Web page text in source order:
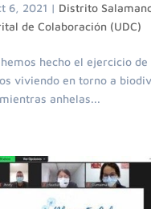
6, 2021 | Distrito
de Colaboración (UDC)
hemos hecho el ejercicio
viviendo en torno a
anhelas...